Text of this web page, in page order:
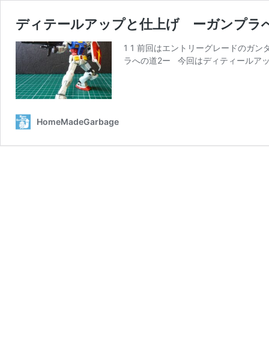
ディテールアップと仕上げ ーガンプラ
1 1 前回はエントリーグレードのガ
ラへの道2ー 今回はディティールア
HomeMadeGarbage